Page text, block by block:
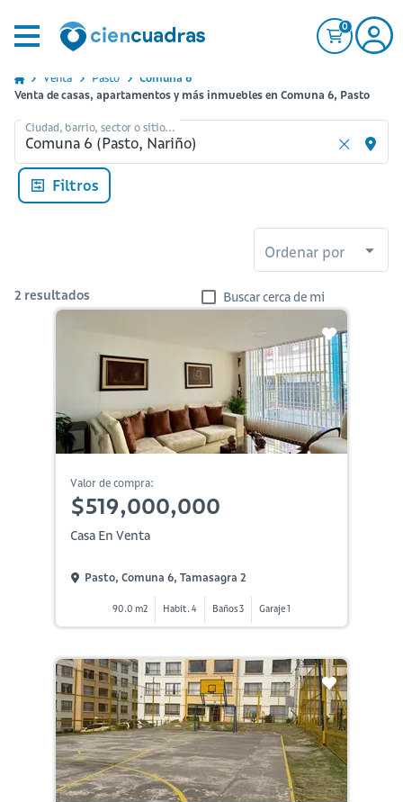
0
Venta Pasto
Comuna 6
Venta de casas, apartamentos y más inmuebles en Comuna 6, Pasto
Ciudad, barrio, sector o sitio...
Filtros
Ordenar por
2 resultados Buscar cerca de mi
Valor de compra:
$519,000,000
Casa En Venta
Pasto, Comuna 6, Tamasagra 2
90.0 m2 Habit. 4 Baños 3 Garaje 1